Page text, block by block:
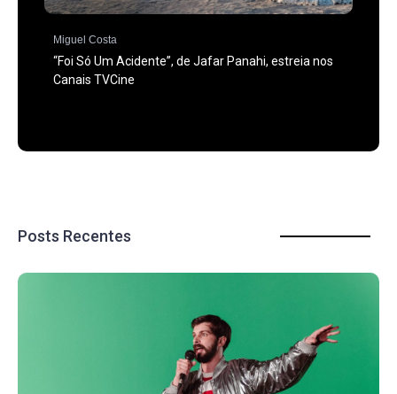
Miguel Costa
“Foi Só Um Acidente”, de Jafar Panahi, estreia nos
Canais TVCine
Posts Recentes